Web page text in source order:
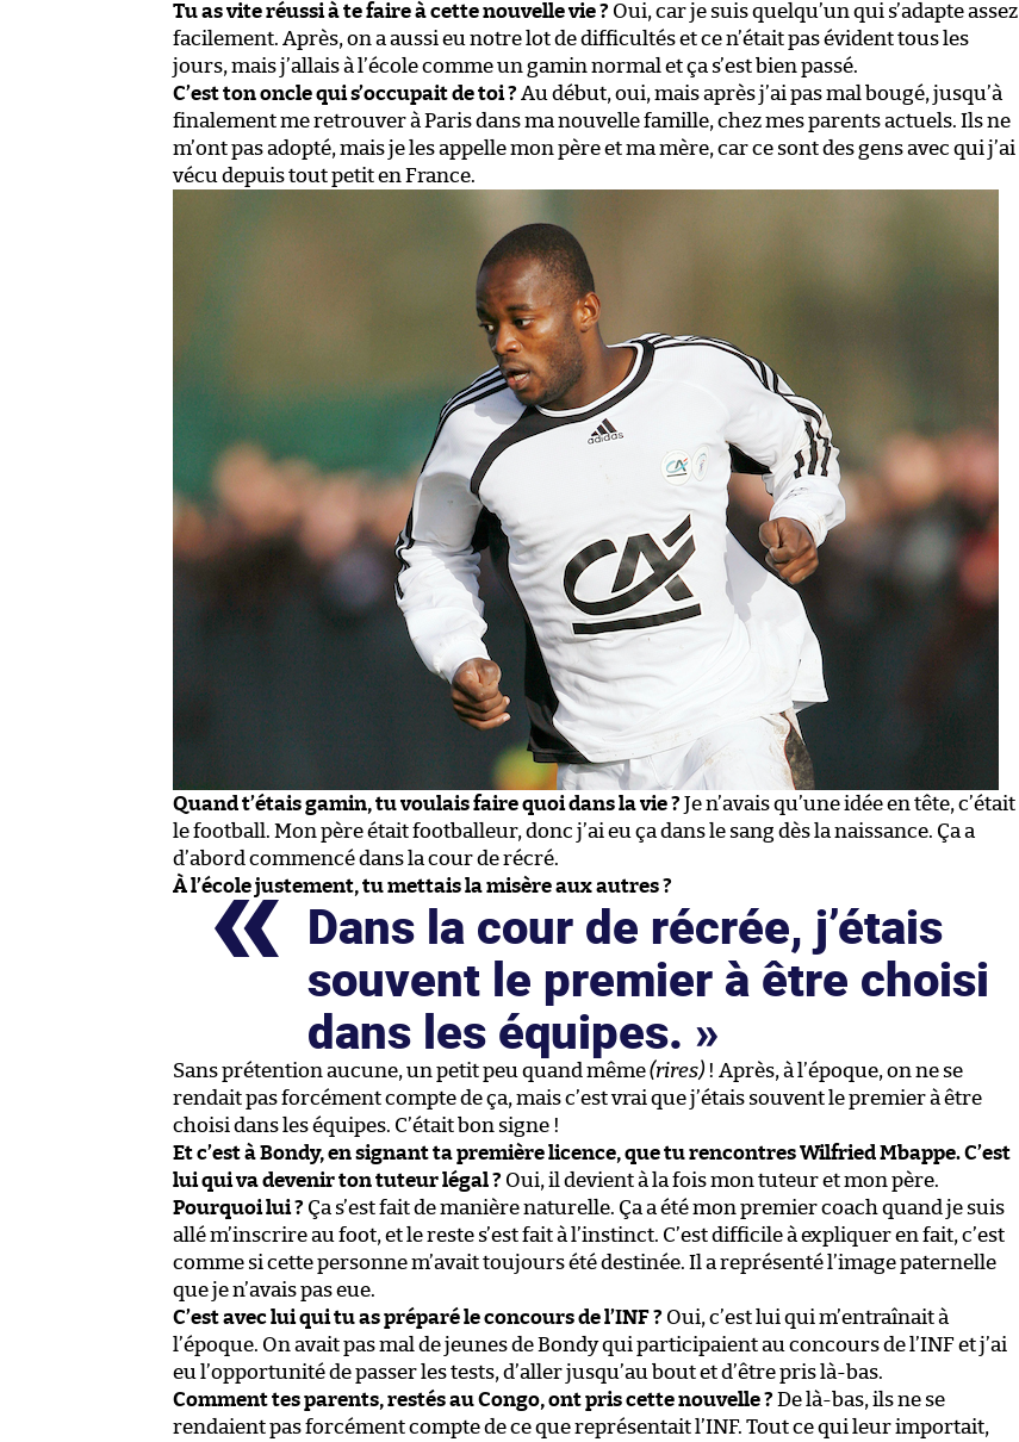
Tu as vite réussi à te faire à cette nouvelle vie ? Oui, car je suis quelqu’un qui s’adapte assez
facilement. Après, on a aussi eu notre lot de difficultés et ce n’était pas évident tous les
jours, mais j’allais à l’école comme un gamin normal et ça s’est bien passé.
C’est ton oncle qui s’occupait de toi ? Au début, oui, mais après j’ai pas mal bougé, jusqu’à
finalement me retrouver à Paris dans ma nouvelle famille, chez mes parents actuels. Ils ne
m’ont pas adopté, mais je les appelle mon père et ma mère, car ce sont des gens avec qui j’ai
vécu depuis tout petit en France.
Quand t’étais gamin, tu voulais faire quoi dans la vie ? Je n’avais qu’une idée en tête, c’était
le football. Mon père était footballeur, donc j’ai eu ça dans le sang dès la naissance. Ça a
d’abord commencé dans la cour de récré.
À l’école justement, tu mettais la misère aux autres ?
Dans la cour de récrée, j’étais
souvent le premier à être choisi
dans les équipes.
Sans prétention aucune, un petit peu quand même(rires) ! Après, à l’époque, on ne se
rendait pas forcément compte de ça, mais c’est vrai que j’étais souvent le premier à être
choisi dans les équipes. C’était bon signe !
Et c’est à Bondy, en signant ta première licence, que tu rencontres Wilfried Mbappe. C’est
lui qui va devenir ton tuteur légal ? Oui, il devient à la fois mon tuteur et mon père.
Pourquoi lui ? Ça s’est fait de manière naturelle. Ça a été mon premier coach quand je suis
allé m’inscrire au foot, et le reste s’est fait à l’instinct. C’est difficile à expliquer en fait, c’est
comme si cette personne m’avait toujours été destinée. Il a représenté l’image paternelle
que je n’avais pas eue.
C’est avec lui qui tu as préparé le concours de l’INF ? Oui, c’est lui qui m’entraînait à
l’époque. On avait pas mal de jeunes de Bondy qui participaient au concours de l’INF et j’ai
eu l’opportunité de passer les tests, d’aller jusqu’au bout et d’être pris là-bas.
Comment tes parents, restés au Congo, ont pris cette nouvelle ? De là-bas, ils ne se
rendaient pas forcément compte de ce que représentait l’INF. Tout ce qui leur importait,